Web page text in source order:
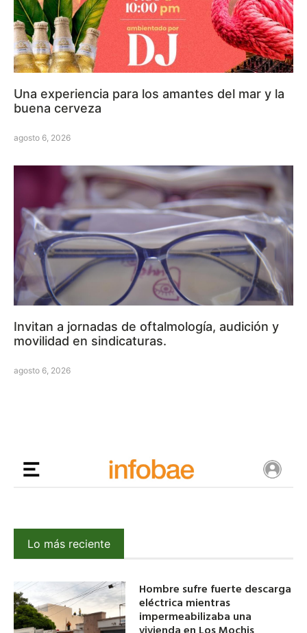
Una experiencia para los amantes del mar y la
buena cerveza
agosto 6, 2026
Invitan a jornadas de oftalmología, audición y
movilidad en sindicaturas.
agosto 6, 2026
Lo más reciente
Hombre sufre fuerte descarga
eléctrica mientras
impermeabilizaba una
vivienda en Los Mochis